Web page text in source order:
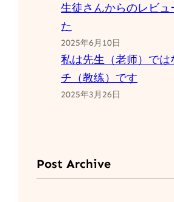
生徒さんからのレビュ
た
2025年6月10日
私は先生（老师）では
チ（教练）です
2025年3月26日
Post Archive